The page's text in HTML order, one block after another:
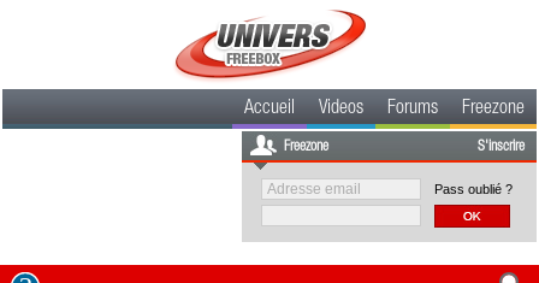
Accueil Videos Forums Freezone
Freezone S'inscrire
Pass oublié ?